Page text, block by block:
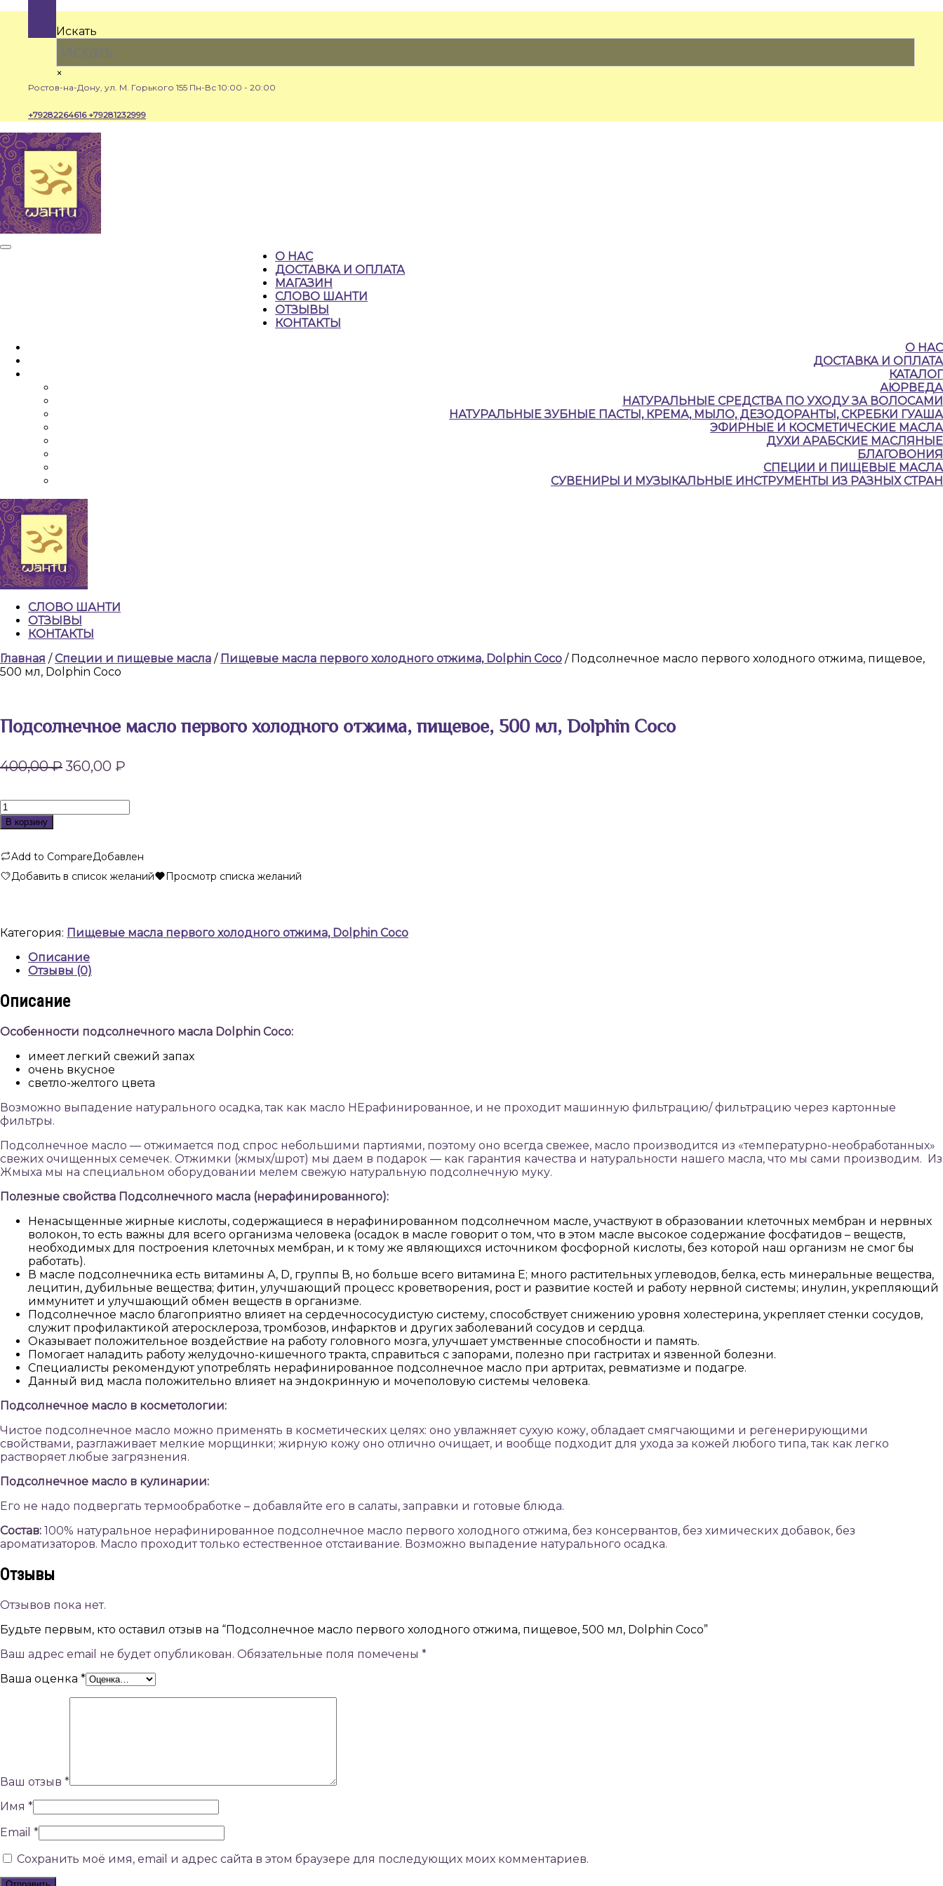
содержимому
Искать
×
Ростов-на-Дону, ул. М. Горького 155 Пн-Вс 10:00 - 20:00
+79282264616+79281232999
Кнопка
О НАС
ДОСТАВКА И ОПЛАТА
МАГАЗИН
СЛОВО ШАНТИ
ОТЗЫВЫ
КОНТАКТЫ
ЗАКРЫТЬ
О НАС
ДОСТАВКА И ОПЛАТА
КАТАЛОГ
АЮРВЕДА
НАТУРАЛЬНЫЕ CРЕДСТВА ПО УХОДУ ЗА ВОЛОСАМИ
НАТУРАЛЬНЫЕ ЗУБНЫЕ ПАСТЫ, КРЕМА, МЫЛО, ДЕЗОДОРАНТЫ, СКРЕБКИ ГУАША
ЭФИРНЫЕ И КОСМЕТИЧЕСКИЕ МАСЛА
ДУХИ АРАБСКИЕ МАСЛЯНЫЕ
БЛАГОВОНИЯ
СПЕЦИИ И ПИЩЕВЫЕ МАСЛА
СУВЕНИРЫ И МУЗЫКАЛЬНЫЕ ИНСТРУМЕНТЫ ИЗ РАЗНЫХ СТРАН
СЛОВО ШАНТИ
ОТЗЫВЫ
КОНТАКТЫ
КНОПКА
ЗАКРЫТЬ
Главная /Специи и пищевые масла / Пищевые масла первого холодного отжима, Dolphin Coco / Подсолнечное масло первого холодного отжима, пищевое,
500 мл, Dolphin Coco
Подсолнечное масло первого холодного отжима, пищевое, 500 мл, Dolphin Coco
400,00₽ Первоначальная
цена
400,00 ₽.
360,00 ₽
Количество
товара
Подсолнечное
первого
холодного
отжима,
мл,
Dolphin
Coco
В корзину
Add to CompareДобавлен
Добавить в список желаний
Просмотр списка желаний
Категория: Пищевые масла первого холодного отжима, Dolphin Coco
Описание
Отзывы (0)
Описание
Особенности подсолнечного масла Dolphin Coco:
имеет легкий свежий запах
очень вкусное
светло-желтого цвета
Возможно выпадение натурального осадка, так как масло НЕрафинированное, и не проходит машинную фильтрацию/ фильтрацию через картонные
фильтры.
Подсолнечное масло — отжимается под спрос небольшими партиями, поэтому оно всегда свежее, масло производится из «температурно-необработанных»
свежих очищенных семечек. Отжимки (жмых/шрот) мы даем в подарок — как гарантия качества и натуральности нашего масла, что мы сами производим. Из
Жмыха мы на специальном оборудовании мелем свежую натуральную подсолнечную муку.
Полезные свойства Подсолнечного масла (нерафинированного):
Ненасыщенные жирные кислоты, содержащиеся в нерафинированном подсолнечном масле, участвуют в образовании клеточных мембран и нервных
волокон, то есть важны для всего организма человека (осадок в масле говорит о том, что в этом масле высокое содержание фосфатидов – веществ,
необходимых для построения клеточных мембран, и к тому же являющихся источником фосфорной кислоты, без которой наш организм не смог бы
работать).
В масле подсолнечника есть витамины А, D, группы В, но больше всего витамина Е; много растительных углеводов, белка, есть минеральные вещества,
лецитин, дубильные вещества; фитин, улучшающий процесс кроветворения, рост и развитие костей и работу нервной системы; инулин, укрепляющий
иммунитет и улучшающий обмен веществ в организме.
Подсолнечное масло благоприятно влияет на сердечнососудистую систему, способствует снижению уровня холестерина, укрепляет стенки сосудов,
служит профилактикой атеросклероза, тромбозов, инфарктов и других заболеваний сосудов и сердца.
Оказывает положительное воздействие на работу головного мозга, улучшает умственные способности и память.
Помогает наладить работу желудочно-кишечного тракта, справиться с запорами, полезно при гастритах и язвенной болезни.
Специалисты рекомендуют употреблять нерафинированное подсолнечное масло при артритах, ревматизме и подагре.
Данный вид масла положительно влияет на эндокринную и мочеполовую системы человека.
Подсолнечное масло в косметологии:
Чистое подсолнечное масло можно применять в косметических целях: оно увлажняет сухую кожу, обладает смягчающими и регенерирующими
свойствами, разглаживает мелкие морщинки; жирную кожу оно отлично очищает, и вообще подходит для ухода за кожей любого типа, так как легко
растворяет любые загрязнения.
Подсолнечное масло в кулинарии:
Его не надо подвергать термообработке – добавляйте его в салаты, заправки и готовые блюда.
Состав: 100% натуральное нерафинированное подсолнечное масло первого холодного отжима, без консервантов, без химических добавок, без
ароматизаторов. Масло проходит только естественное отстаивание. Возможно выпадение натурального осадка.
Отзывы
Отзывов пока нет.
Будьте первым, кто оставил отзыв на “Подсолнечное масло первого холодного отжима, пищевое, 500 мл, Dolphin Coco”
Ваш адрес email не будет опубликован. Обязательные поля помечены *
Ваша оценка *
Ваш отзыв *
Имя *
Email *
Сохранить моё имя, email и адрес сайта в этом браузере для последующих моих комментариев.